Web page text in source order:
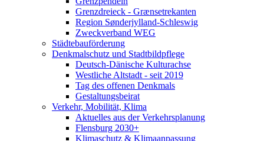
Grenzdreieck - Grænsetrekanten
Region Sønderjylland-Schleswig
Zweckverband WEG
Städtebauförderung
Denkmalschutz und Stadtbildpflege
Deutsch-Dänische Kulturachse
Westliche Altstadt - seit 2019
Tag des offenen Denkmals
Gestaltungsbeirat
Verkehr, Mobilität, Klima
Aktuelles aus der Verkehrsplanung
Flensburg 2030+
Klimaschutz & Klimaanpassung